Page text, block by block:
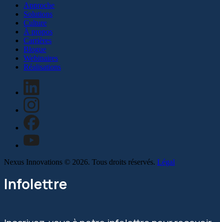
Approche
Solutions
Culture
À propos
Carrières
Blogue
Webinaires
Réalisations
Nexus Innovations © 2026. Tous droits réservés. Légal